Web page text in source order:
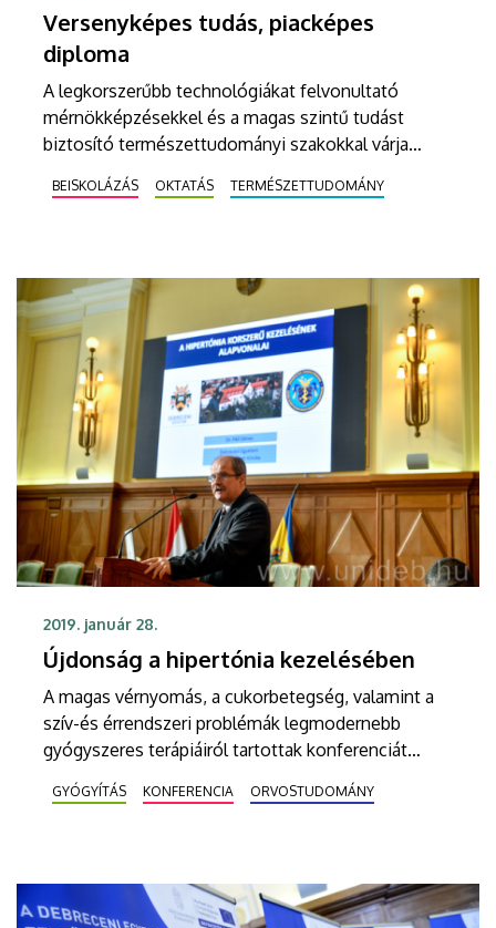
Versenyképes tudás, piacképes
diploma
A legkorszerűbb technológiákat felvonultató
mérnökképzésekkel és a magas szintű tudást
biztosító természettudományi szakokkal várja
leendő hallgatóit a Debreceni Egyetem idén 70
éves Természettudományi és Technológiai Kara.
BEISKOLÁZÁS OKTATÁS TERMÉSZETTUDOMÁNY
2019. január 28.
Újdonság a hipertónia kezelésében
A magas vérnyomás, a cukorbetegség, valamint a
szív-és érrendszeri problémák legmodernebb
gyógyszeres terápiáiról tartottak konferenciát
rendezvényen ismertették a hipertónia
GYÓGYÍTÁS KONFERENCIA ORVOSTUDOMÁNY